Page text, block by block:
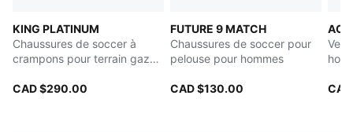
KING PLATINUM
Chaussures de soccer à
crampons pour terrain gazon
pour hommes
CAD $290.00
FUTURE 9 MATCH
Chaussures de soccer pour
pelouse pour hommes
CAD $130.00
AC